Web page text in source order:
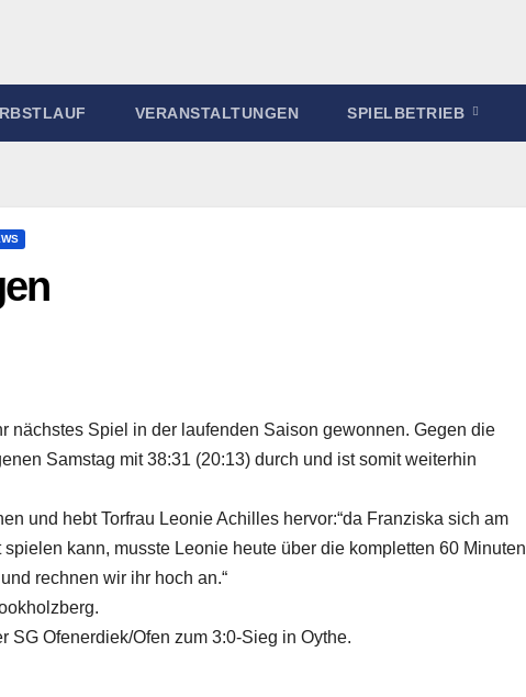
VERANSTALTUNGEN SPIELBETRIEB
nächstes Spiel in der laufenden Saison gewonnen. Gegen die
Samstag mit 38:31 (20:13) durch und ist somit weiterhin
und hebt Torfrau Leonie Achilles hervor:“da Franziska sich am
kann, musste Leonie heute über die kompletten 60 Minuten
rechnen wir ihr hoch an.“
Ofenerdiek/Ofen zum 3:0-Sieg in Oythe.